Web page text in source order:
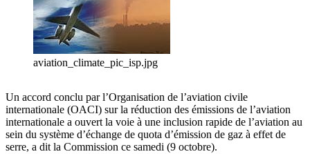
aviation_climate_pic_isp.jpg
Un accord conclu par l’Organisation de l’aviation civile
internationale (OACI) sur la réduction des émissions de l’aviation
internationale a ouvert la voie à une inclusion rapide de l’aviation au
sein du système d’échange de quota d’émission de gaz à effet de
serre, a dit la Commission ce samedi (9 octobre).